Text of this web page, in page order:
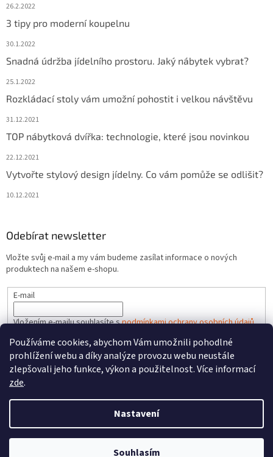
Používáme cookies, abychom Vám umožnili pohodlné
prohlížení webu a díky analýze provozu webu neustále
zlepšovali jeho funkce, výkon a použitelnost. Více informací
zde.
Nastavení
Souhlasím
26.2.2022
3 tipy pro moderní koupelnu
30.1.2022
Snadná údržba jídelního prostoru. Jaký nábytek vybrat?
25.1.2022
Rozkládací stoly vám umožní pohostit i velkou návštěvu
31.12.2021
TOP nábytková dvířka: technologie, které jsou novinkou
22.12.2021
Vytvořte stylový design jídelny. Co vám pomůže se odlišit?
10.12.2021
Odebírat newsletter
Vložte svůj e-mail a my vám budeme zasílat informace o nových
produktech na našem e-shopu.
E-mail
Vložením e-mailu souhlasíte spodmínkami ochrany osobních údajů
PŘIHLÁSIT SE
Copyright 2026FAREL.CZ. Všechna práva vyhrazena.Upravit
nastavení cookies